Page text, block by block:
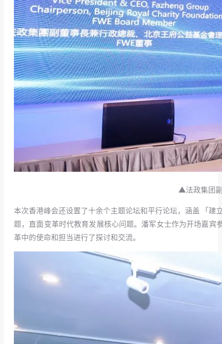
▲法政集团
本次香港峰会还设置了十余个主题论坛和平行论坛，涵盖 「建
题，直面变革时代教育发展核心问题。潘军女士作为开场嘉宾
革中的使命和担当进行了探讨和交流。